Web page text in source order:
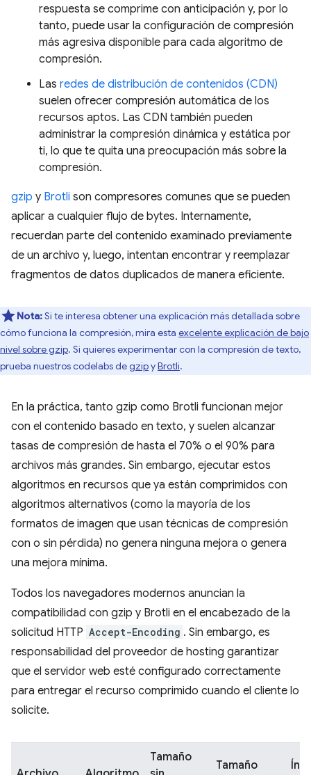
respuesta se comprime con anticipación y, por lo
tanto, puede usar la configuración de compresión
más agresiva disponible para cada algoritmo de
compresión.
Las redes de distribución de contenidos (CDN)
suelen ofrecer compresión automática de los
recursos aptos. Las CDN también pueden
administrar la compresión dinámica y estática por
ti, lo que te quita una preocupación más sobre la
compresión.
gzip y Brotli son compresores comunes que se pueden
aplicar a cualquier flujo de bytes. Internamente,
recuerdan parte del contenido examinado previamente
de un archivo y, luego, intentan encontrar y reemplazar
fragmentos de datos duplicados de manera eficiente.
Nota:Si te interesa obtener una explicación más detallada sobre
cómo funciona la compresión, mira esta excelente explicación de bajo
nivel sobre gzip. Si quieres experimentar con la compresión de texto,
prueba nuestros codelabs degzipyBrotli.
En la práctica, tanto gzip como Brotli funcionan mejor
con el contenido basado en texto, y suelen alcanzar
tasas de compresión de hasta el 70% o el 90% para
archivos más grandes. Sin embargo, ejecutar estos
algoritmos en recursos que ya están comprimidos con
algoritmos alternativos (como la mayoría de los
formatos de imagen que usan técnicas de compresión
con o sin pérdida) no genera ninguna mejora o genera
una mejora mínima.
Todos los navegadores modernos anuncian la
compatibilidad con gzip y Brotli en el encabezado de la
solicitud HTTP Accept-Encoding . Sin embargo, es
responsabilidad del proveedor de hosting garantizar
que el servidor web esté configurado correctamente
para entregar el recurso comprimido cuando el cliente lo
solicite.
Tamaño
Tamaño